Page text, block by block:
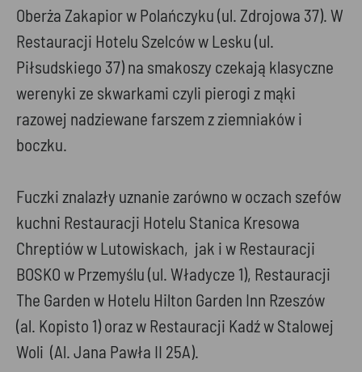
Oberża Zakapior w Polańczyku (ul. Zdrojowa 37). W
Restauracji Hotelu Szelców w Lesku (ul.
Piłsudskiego 37) na smakoszy czekają klasyczne
werenyki ze skwarkami czyli pierogi z mąki
razowej nadziewane farszem z ziemniaków i
boczku.
Fuczki znalazły uznanie zarówno w oczach szefów
kuchni Restauracji Hotelu Stanica Kresowa
Chreptiów w Lutowiskach, jak i w Restauracji
BOSKO w Przemyślu (ul. Władycze 1), Restauracji
The Garden w Hotelu Hilton Garden Inn Rzeszów
(al. Kopisto 1) oraz w Restauracji Kadź w Stalowej
Woli (Al. Jana Pawła II 25A).